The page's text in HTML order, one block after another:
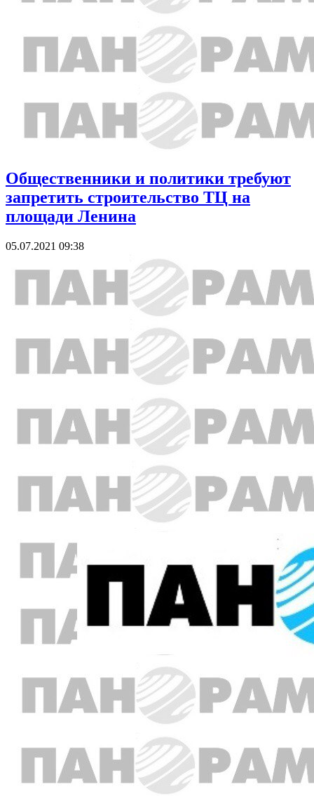
Общественники и политики требуют
запретить строительство ТЦ на
площади Ленина
05.07.2021 09:38